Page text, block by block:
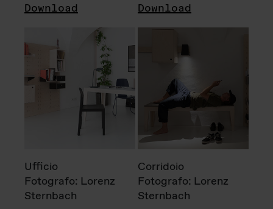
Download Download
Ufficio
Fotografo: Lorenz
Sternbach
Corridoio
Fotografo: Lorenz
Sternbach